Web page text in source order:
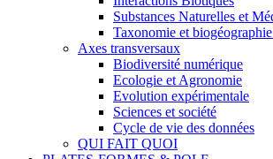
Substances Naturelles et
Taxonomie et
Axes transversaux
Biodiversité numérique
Ecologie et Agronomie
Evolution expérimentale
Sciences et société
Cycle de vie des données
QUI FAIT QUOI